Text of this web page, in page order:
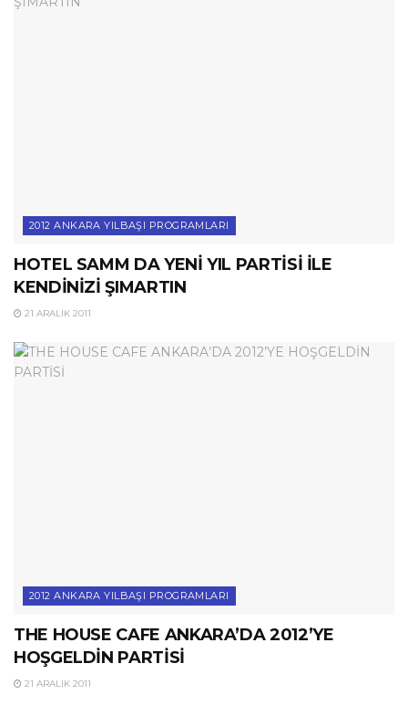
2012 ANKARA YILBAŞI PROGRAMLARI
HOTEL SAMM DA YENİ YIL PARTİSİ İLE
KENDİNİZİ ŞIMARTIN
21 ARALIK 2011
2012 ANKARA YILBAŞI PROGRAMLARI
THE HOUSE CAFE ANKARA’DA 2012’YE
HOŞGELDİN PARTİSİ
21 ARALIK 2011